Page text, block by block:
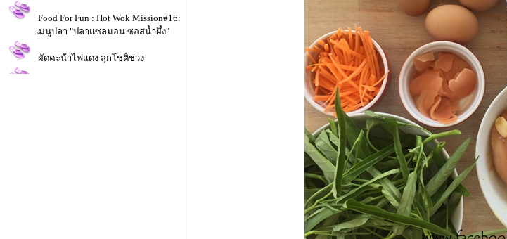
Food For Fun : Hot Wok Mission#16:
เมนูปลา "ปลาแซลมอน ซอสน้ำผึ้ง"
ผัดคะน้าไฟแดง ลุกโชติช่วง